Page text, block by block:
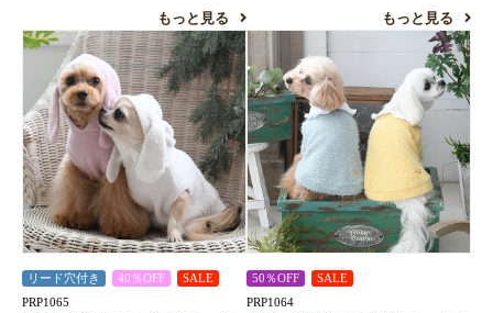
もっと見る もっと見る
リード穴付き 40％OFF SALE
PRP1065
50％OFF SALE
PRP1064